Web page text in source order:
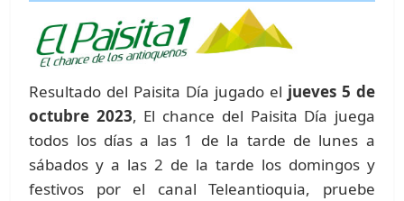
Resultado del Paisita Día jugado el jueves 5 de
octubre 2023, El chance del Paisita Día juega
todos los días a las 1 de la tarde de lunes a
sábados y a las 2 de la tarde los domingos y
festivos por el canal Teleantioquia, pruebe